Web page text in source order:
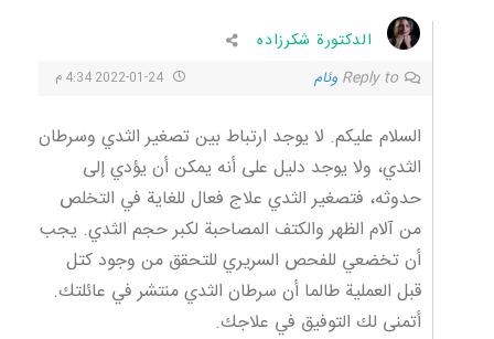
الدكتورة شكرزاده
Reply to وئام 2022-01-24 4:34 م
السلام عليكم. لا يوجد ارتباط بين تصغير الثدي وسرطان
الثدي، ولا يوجد دليل على أنه يمكن أن يؤدي إلى
حدوثه، فتصغير الثدي علاج فعال للغاية في التخلص
من آلام الظهر والكتف المصاحبة لكبر حجم الثدي. يجب
أن تخضعي للفحص السريري للتحقق من وجود كتل
قبل العملية طالما أن سرطان الثدي منتشر في عائلتك.
أتمنى لك التوفيق في علاجك.